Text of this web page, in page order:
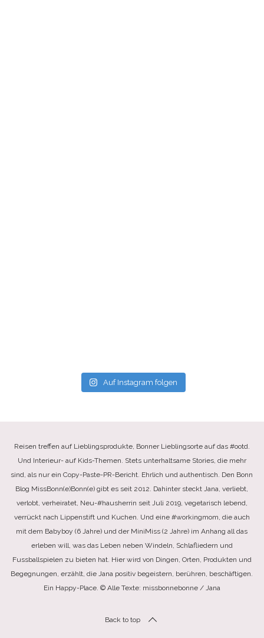
Auf Instagram folgen
Reisen treffen auf Lieblingsprodukte, Bonner Lieblingsorte auf das #ootd.
Und Interieur- auf Kids-Themen. Stets unterhaltsame Stories, die mehr
sind, als nur ein Copy-Paste-PR-Bericht. Ehrlich und authentisch. Den Bonn
Blog MissBonn(e)Bonn(e) gibt es seit 2012. Dahinter steckt Jana, verliebt,
verlobt, verheiratet, Neu-#hausherrin seit Juli 2019, vegetarisch lebend,
verrückt nach Lippenstift und Kuchen. Und eine #workingmom, die auch
mit dem Babyboy (6 Jahre) und der MiniMiss (2 Jahre) im Anhang all das
erleben will, was das Leben neben Windeln, Schlafliedern und
Fussballspielen zu bieten hat. Hier wird von Dingen, Orten, Produkten und
Begegnungen, erzählt, die Jana positiv begeistern, berühren, beschäftigen.
Ein Happy-Place. © Alle Texte: missbonnebonne / Jana
Back to top